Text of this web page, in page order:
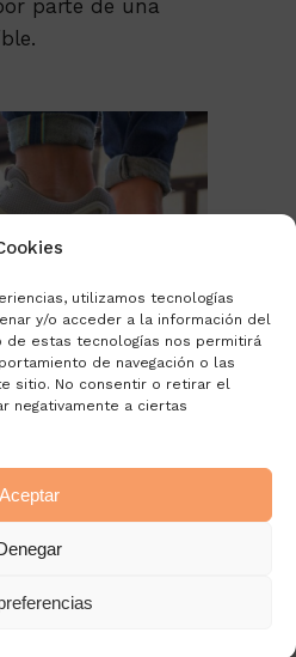
utilizamos tecnologías
y/o acceder a la información del
de estas tecnologías nos permitirá
de navegación o las
sitio. No consentir o retirar el
negativamente a ciertas
Aceptar
parte de una
en mente, en
de un dominio
al
.
proporcionó tres